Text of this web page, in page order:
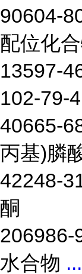
90604-
配位化
13597-
102-79-
40665-
丙基)膦
42248-
酮
206986-
水合物 ...